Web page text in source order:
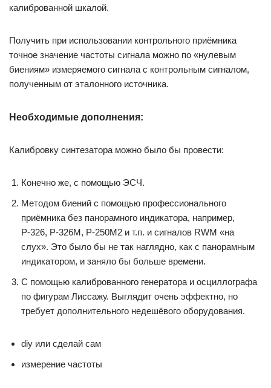
калиброванной шкалой.
Получить при использовании контрольного приёмника
точное значение частоты сигнала можно по «нулевым
биениям» измеряемого сигнала с контрольным сигналом,
полученным от эталонного источника.
Необходимые дополнения:
Калибровку синтезатора можно было бы провести:
Конечно же, с помощью ЭСЧ.
Методом биений с помощью профессионального
приёмника без панорамного индикатора, например,
Р-326, Р-326М, Р-250М2 и т.п. и сигналов RWM «на
слух». Это было бы не так наглядно, как с панорамным
индикатором, и заняло бы больше времени.
С помощью калиброванного генератора и осциллографа
по фигурам Лиссажу. Выглядит очень эффектно, но
требует дополнительного недешёвого оборудования.
diy или сделай сам
измерение частоты